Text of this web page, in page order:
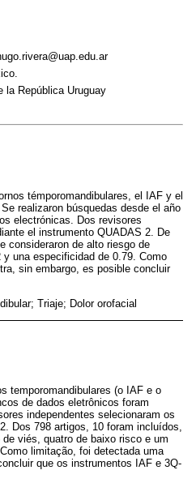
la República Uruguay
témporomandibulares, el IAF y el
realizaron búsquedas desde el año
electrónicas. Dos revisores
el instrumento QUADAS 2. De
consideraron de alto riesgo de
una especificidad de 0.79. Como
sin embargo, es posible concluir
Triaje; Dolor orofacial
temporomandibulares (o IAF e o
de dados eletrônicos foram
independentes selecionaram os
Dos 798 artigos, 10 foram incluídos,
viés, quatro de baixo risco e um
limitação, foi detectada uma
que os instrumentos IAF e 3Q-